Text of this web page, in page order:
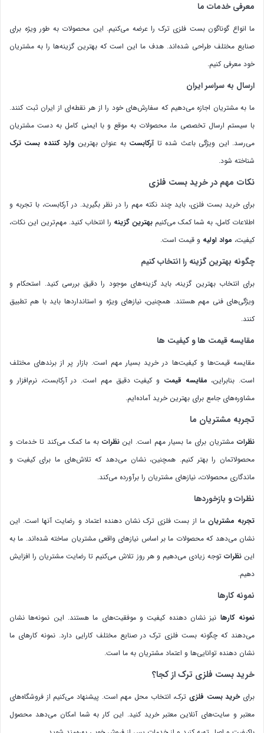
معرفی خدمات ما
ما انواع گوناگون بست فلزی ترک را عرضه می‌کنیم. این محصولات به طور ویژه برای
صنایع مختلف طراحی شده‌اند. هدف ما این است که بهترین گزینه‌ها را به مشتریان
خود معرفی کنیم.
ارسال به سراسر ایران
ما به مشتریان اجازه می‌دهیم که سفارش‌های خود را از هر نقطه‌ای از ایران ثبت کنند.
با سیستم ارسال تخصصی ما، محصولات به موقع و با ایمنی کامل به دست مشتریان
می‌رسد. این ویژگی باعث شده تا آرکابست به عنوان بهترین وارد کننده بست ترک
شناخته شود.
نکات مهم در خرید بست فلزی
برای خرید بست فلزی، باید چند نکته مهم را در نظر بگیرید. در آرکابست، با تجربه و
اطلاعات کامل، به شما کمک می‌کنیم بهترین گزینه را انتخاب کنید. مهم‌ترین این نکات،
کیفیت، مواد اولیه و قیمت است.
چگونه بهترین گزینه را انتخاب کنیم
برای انتخاب بهترین گزینه، باید گزینه‌های موجود را دقیق بررسی کنید. استحکام و
ویژگی‌های فنی مهم هستند. همچنین، نیازهای ویژه و استانداردها باید با هم تطبیق
کنند.
مقایسه قیمت ها و کیفیت ها
مقایسه قیمت‌ها و کیفیت‌ها در خرید بسیار مهم است. بازار پر از برندهای مختلف
است. بنابراین، مقایسه قیمت و کیفیت دقیق مهم است. در آرکابست، نرم‌افزار و
مشاوره‌های جامع برای بهترین خرید آماده‌ایم.
تجربه مشتریان ما
نظراتمشتریان برای ما بسیار مهم است. ایننظرات به ما کمک می‌کند تا خدمات و
محصولاتمان را بهتر کنیم. همچنین، نشان می‌دهد که تلاش‌های ما برای کیفیت و
ماندگاری محصولات، نیازهای مشتریان را برآورده می‌کند.
نظرات و بازخوردها
تجربه مشتریان ما از بست فلزی ترک نشان دهنده اعتماد و رضایت آنها است. این
نشان می‌دهد که محصولات ما بر اساس نیازهای واقعی مشتریان ساخته شده‌اند. ما به
ایننظرات توجه زیادی می‌دهیم و هر روز تلاش می‌کنیم تا رضایت مشتریان را افزایش
دهیم.
نمونه کارها
نمونه کارها نیز نشان دهنده کیفیت و موفقیت‌های ما هستند. این نمونه‌ها نشان
می‌دهند که چگونه بست فلزی ترک در صنایع مختلف کارایی دارد. نمونه کارهای ما
نشان دهنده توانایی‌ها و اعتماد مشتریان به ما است.
خرید بست فلزی ترک از کجا؟
برایخرید بست فلزی ترک، انتخاب محل مهم است. پیشنهاد می‌کنیم از فروشگاه‌های
معتبر و سایت‌های آنلاین معتبر خرید کنید. این کار به شما امکان می‌دهد محصول